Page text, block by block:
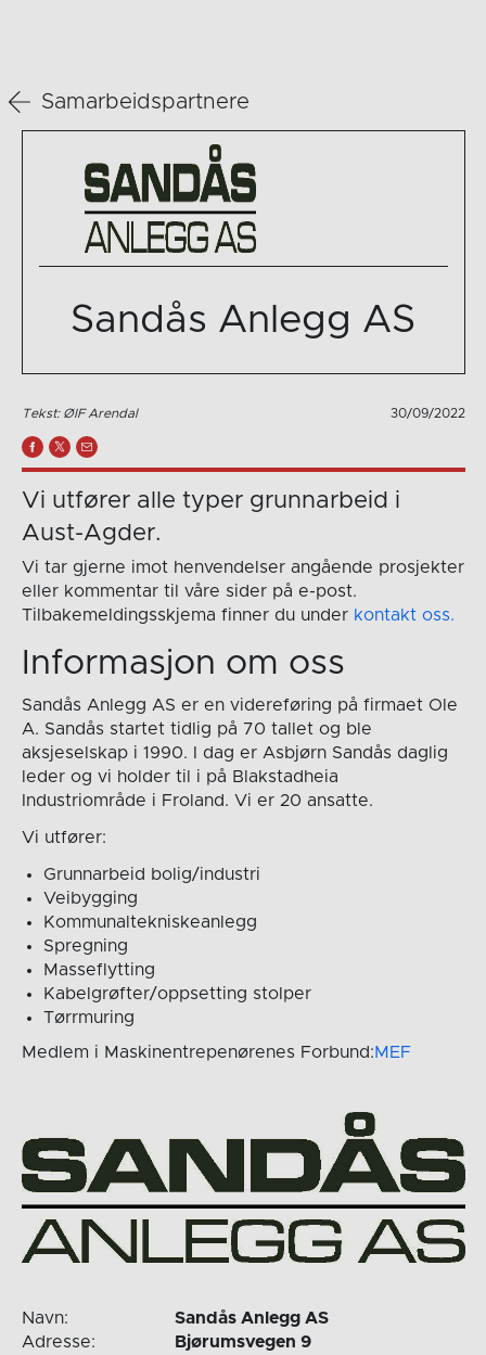
Samarbeidspartnere
Sandås Anlegg AS
Tekst: ØIF Arendal 30/09/2022
Vi utfører alle typer grunnarbeid i
Aust-Agder.
Vi tar gjerne imot henvendelser angående prosjekter
eller kommentar til våre sider på e-post.
Tilbakemeldingsskjema finner du under kontakt oss.
Informasjon om oss
Sandås Anlegg AS er en videreføring på firmaet Ole
A. Sandås startet tidlig på 70 tallet og ble
aksjeselskap i 1990. I dag er Asbjørn Sandås daglig
leder og vi holder til i på Blakstadheia
Industriområde i Froland. Vi er 20 ansatte.
Vi utfører:
Grunnarbeid bolig/industri
Veibygging
Kommunaltekniskeanlegg
Spregning
Masseflytting
Kabelgrøfter/oppsetting stolper
Tørrmuring
Medlem i Maskinentrepenørenes Forbund:MEF
Navn:
Sandås Anlegg AS
Adresse:
Bjørumsvegen 9